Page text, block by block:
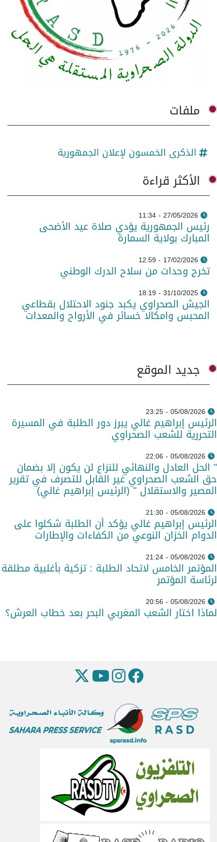
ملفات
الذكرى الخمسون لإعلان الجمهورية
الأكثر قراءة
27/05/2026 - 11:34
رئيس الجمهورية يؤدي صلاة عيد الأضحى
المبارك بولاية السمارة
17/02/2026 - 12:59
تخرج وحدات من سلاح الدرك الوطني
31/10/2025 - 18:19
الجيش الصحراوي يكبد جنود الاحتلال بقطاعي
المحبس وامكالا خسائر في الأرواح والمعدات
جديد الموقع
05/08/2026 - 23:25
الرئيس إبراهيم غالي يبرز دور الطلبة في المسيرة
التحررية للشعب الصحراوي
05/08/2026 - 22:06
" الحل العادل والنهائي للنزاع لن يكون إلا بضمان
حق الشعب الصحراوي غير القابل للتصرف في تقرير
المصير والاستقلال " (الرئيس إبراهيم غالي)
05/08/2026 - 21:30
الرئيس إبراهيم غالي يؤكد أن الطلبة شكلوا على
الدوام الخزان النوعي من الكفاءات والإطارات
05/08/2026 - 21:24
المؤتمر الخامس لاتحاد الطلبة : تزكية بأغلبية مطلقة
لرئاسة المؤتمر
05/08/2026 - 20:56
لماذا اختار الشعب المغربي البحر بعد خطاب العرش؟